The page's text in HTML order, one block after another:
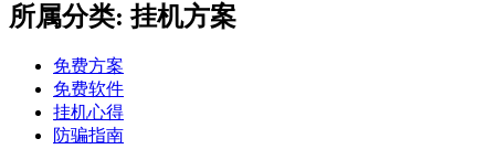
所属分类: 挂机方案
免费方案
免费软件
挂机心得
防骗指南